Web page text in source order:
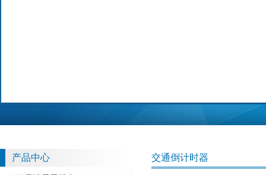
交通倒计时器
产品中心